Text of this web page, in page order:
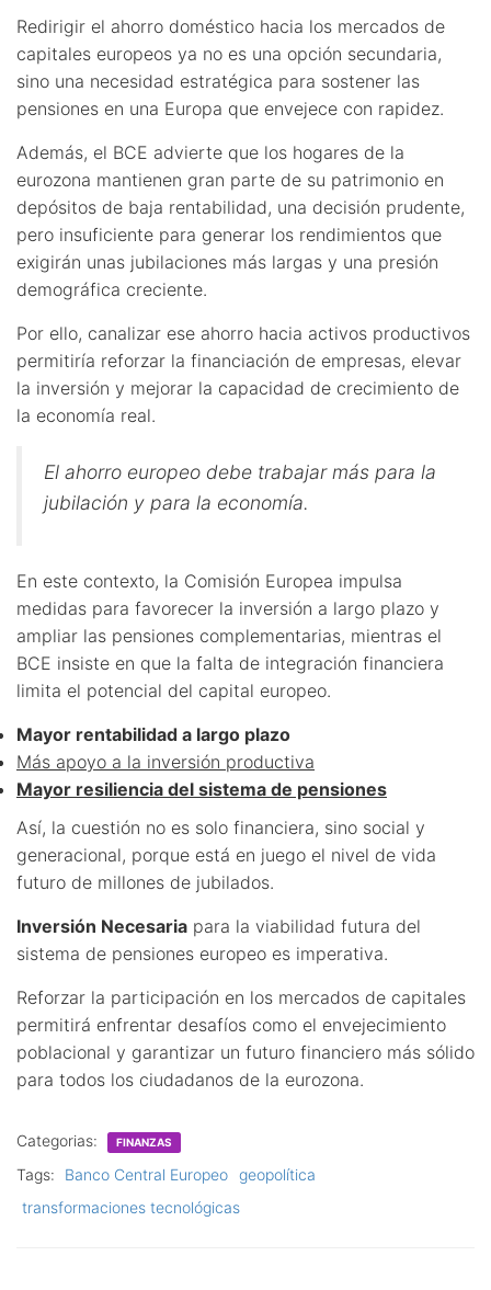
Redirigir el ahorro doméstico hacia los mercados de
capitales europeos ya no es una opción secundaria,
sino una necesidad estratégica para sostener las
pensiones en una Europa que envejece con rapidez.
Además, el BCE advierte que los hogares de la
eurozona mantienen gran parte de su patrimonio en
depósitos de baja rentabilidad, una decisión prudente,
pero insuficiente para generar los rendimientos que
exigirán unas jubilaciones más largas y una presión
demográfica creciente.
Por ello, canalizar ese ahorro hacia activos productivos
permitiría reforzar la financiación de empresas, elevar
la inversión y mejorar la capacidad de crecimiento de
la economía real.
El ahorro europeo debe trabajar más para la
jubilación y para la economía.
En este contexto, la Comisión Europea impulsa
medidas para favorecer la inversión a largo plazo y
ampliar las pensiones complementarias, mientras el
BCE insiste en que la falta de integración financiera
limita el potencial del capital europeo.
Mayor rentabilidad a largo plazo
Más apoyo a la inversión productiva
Mayor resiliencia del sistema de pensiones
Así, la cuestión no es solo financiera, sino social y
generacional, porque está en juego el nivel de vida
futuro de millones de jubilados.
Inversión Necesaria para la viabilidad futura del
sistema de pensiones europeo es imperativa.
Reforzar la participación en los mercados de capitales
permitirá enfrentar desafíos como el envejecimiento
poblacional y garantizar un futuro financiero más sólido
para todos los ciudadanos de la eurozona.
Categorias: FINANZAS
Tags: Banco Central Europeo geopolítica
transformaciones tecnológicas